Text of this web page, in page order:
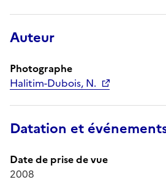
Auteur
Photographe
Halitim-Dubois, N.
Datation et
Date de prise de vue
2008